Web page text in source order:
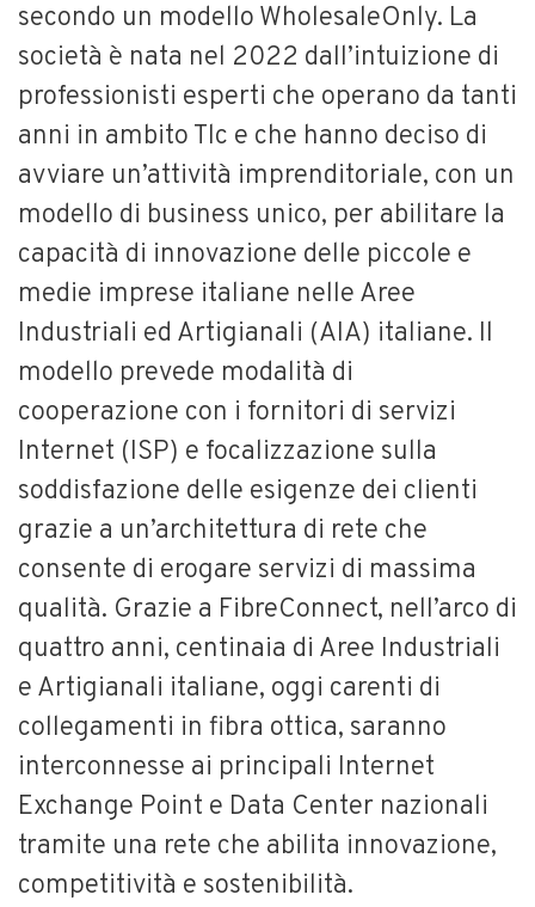
secondo un modello WholesaleOnly. La
società è nata nel 2022 dall’intuizione di
professionisti esperti che operano da tanti
anni in ambito Tlc e che hanno deciso di
avviare un’attività imprenditoriale, con un
modello di business unico, per abilitare la
capacità di innovazione delle piccole e
medie imprese italiane nelle Aree
Industriali ed Artigianali (AIA) italiane. Il
modello prevede modalità di
cooperazione con i fornitori di servizi
Internet (ISP) e focalizzazione sulla
soddisfazione delle esigenze dei clienti
grazie a un’architettura di rete che
consente di erogare servizi di massima
qualità. Grazie a FibreConnect, nell’arco di
quattro anni, centinaia di Aree Industriali
e Artigianali italiane, oggi carenti di
collegamenti in fibra ottica, saranno
interconnesse ai principali Internet
Exchange Point e Data Center nazionali
tramite una rete che abilita innovazione,
competitività e sostenibilità.